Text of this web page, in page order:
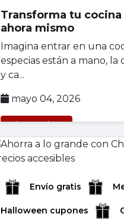
Transforma tu
ahora mismo
Imagina entrar en una
especias están a mano,
y ca...
mayo 04, 2026
Leer másr
Envío gratis
Halloween cupones